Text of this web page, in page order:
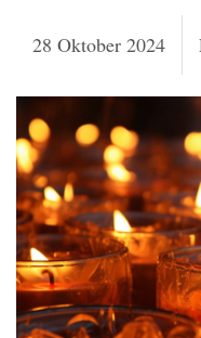
28 Oktober 2024